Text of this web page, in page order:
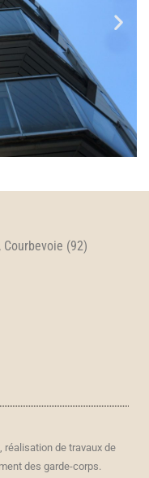
(92)
réalisation de travaux de
des garde-corps.